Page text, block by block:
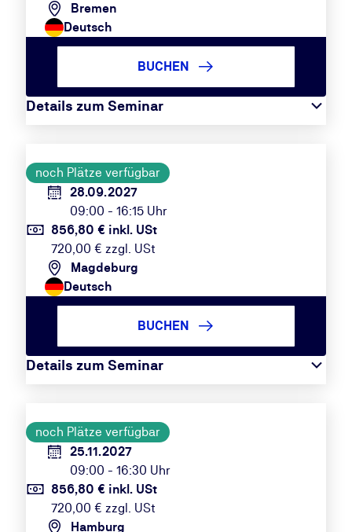
Bremen
Deutsch
Details zum Seminar
BUCHEN
noch Plätze verfügbar
28.09.2027
09:00 - 16:15 Uhr
856,80 € inkl. USt
720,00 € zzgl. USt
Magdeburg
Deutsch
Details zum Seminar
BUCHEN
noch Plätze verfügbar
25.11.2027
09:00 - 16:30 Uhr
856,80 € inkl. USt
720,00 € zzgl. USt
Hamburg